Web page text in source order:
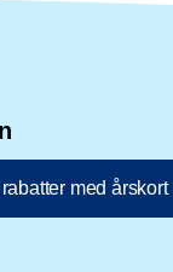
med årskort